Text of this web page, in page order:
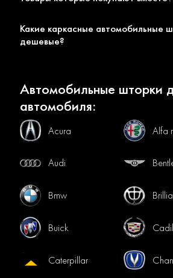
Какие каркасные автомобильные
дешевые?
Автомобильные шторки
автомобиля:
Acura Alfa
Audi
Bmw
Buick
Caterpillar